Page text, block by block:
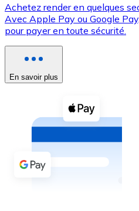
XRP
XRP
Voir toutes
Coupons crypto
Achetez des
Acheter avec espèces
Virement SEPA
Achetez render en quelques
Avec Apple Pay ou Google
pour payer en toute sécurité.
En savoir plus